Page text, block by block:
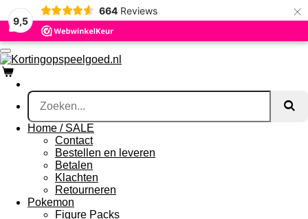
9,5
664 Reviews ×
Ga
direct
naar
de
hoofdinhoud
Home / SALE
Contact
Bestellen en leveren
Betalen
Klachten
Retourneren
Pokemon
Figure Packs